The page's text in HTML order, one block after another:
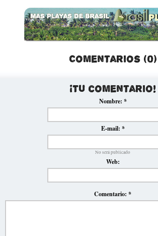
Comentarios (0)
¡Tu comentario!
Nombre: *
E-mail: *
No será publicado
Web:
Comentario: *